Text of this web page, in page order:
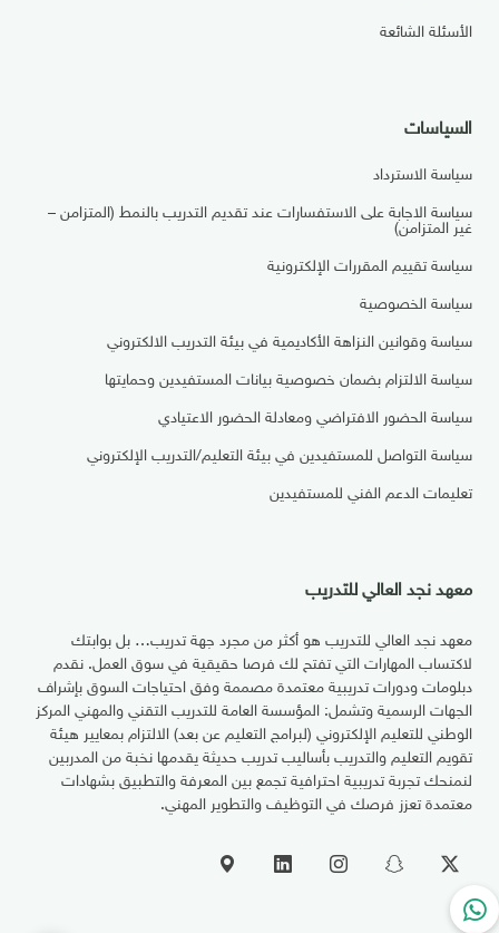
الأسئلة الشائعة
السياسات
سياسة الاسترداد
سياسة الاجابة على الاستفسارات عند تقديم التدريب بالنمط (المتزامن –
غير المتزامن)
سياسة تقييم المقررات الإلكترونية
سياسة الخصوصية
سياسة وقوانين النزاهة الأكاديمية في بيئة التدريب الالكتروني
سياسة الالتزام بضمان خصوصية بيانات المستفيدين وحمايتها
سياسة الحضور الافتراضي ومعادلة الحضور الاعتيادي
سياسة التواصل للمستفيدين في بيئة التعليم/التدريب الإلكتروني
تعليمات الدعم الفني للمستفيدين
معهد نجد العالي للتدريب
معهد نجد العالي للتدريب هو أكثر من مجرد جهة تدريب… بل بوابتك
لاكتساب المهارات التي تفتح لك فرصا حقيقية في سوق العمل. نقدم
دبلومات ودورات تدريبية معتمدة مصممة وفق احتياجات السوق بإشراف
الجهات الرسمية وتشمل: المؤسسة العامة للتدريب التقني والمهني المركز
الوطني للتعليم الإلكتروني (لبرامج التعليم عن بعد) الالتزام بمعايير هيئة
تقويم التعليم والتدريب بأساليب تدريب حديثة يقدمها نخبة من المدربين
لنمنحك تجربة تدريبية احترافية تجمع بين المعرفة والتطبيق بشهادات
معتمدة تعزز فرصك في التوظيف والتطوير المهني.